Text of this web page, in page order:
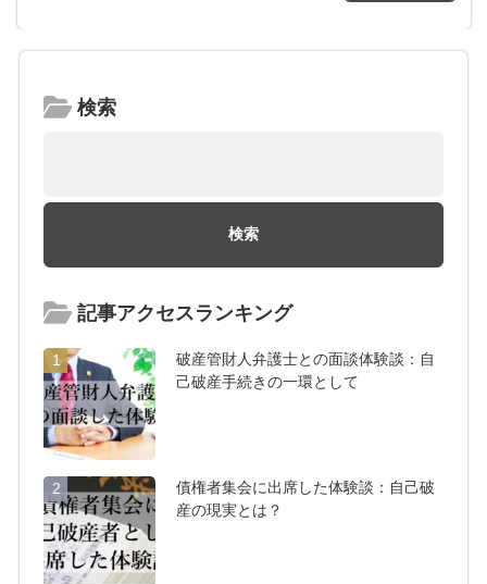
検索
記事アクセスランキング
1
破産管財人弁護士との面談体験談：自
己破産手続きの一環として
2
債権者集会に出席した体験談：自己破
産の現実とは？